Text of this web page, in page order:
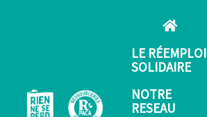
LE RÉEMPLOI
SOLIDAIRE
NOTRE
RESEAU